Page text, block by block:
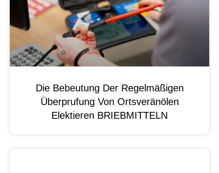
Die Bebeutung Der Regelmäßigen
Überprufung Von Ortsveränölen
Elektieren BRIEBMITTELN